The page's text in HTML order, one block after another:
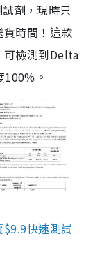
劑，現時只
時間！這款
可檢測到Delta
。
快速測試